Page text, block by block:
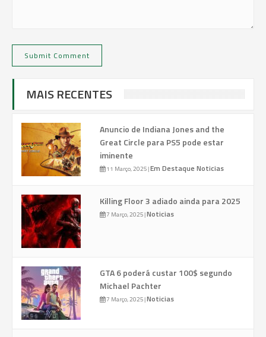
MAIS RECENTES
Anuncio de Indiana Jones and the
Great Circle para PS5 pode estar
iminente
11 Março, 2025|Em Destaque Noticias
Killing Floor 3 adiado ainda para 2025
7 Março, 2025|Noticias
GTA 6 poderá custar 100$ segundo
Michael Pachter
7 Março, 2025|Noticias